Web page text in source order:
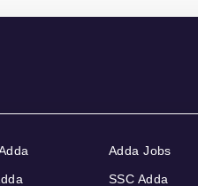
Adda Jobs
SSC Adda